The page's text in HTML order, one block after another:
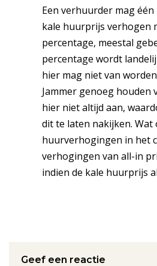
Een verhuurder mag
kale huurprijs verhogen
percentage, meestal
percentage wordt
hier mag niet van
Jammer genoeg houden
hier niet altijd aan,
dit te laten nakijken. Wat
huurverhogingen in het
verhogingen van all-in
indien de kale huurprijs
Geef een reactie